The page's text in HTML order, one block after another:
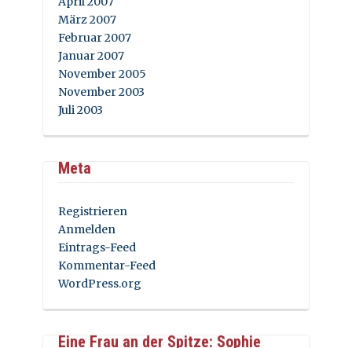
März 2007
Februar 2007
Januar 2007
November 2005
November 2003
Juli 2003
Meta
Registrieren
Anmelden
Eintrags-Feed
Kommentar-Feed
WordPress.org
Eine Frau an der Spitze: Sophie